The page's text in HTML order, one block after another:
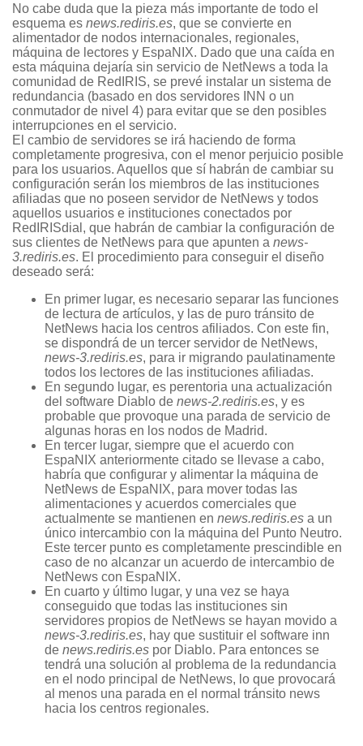
No cabe duda que la pieza más importante de todo el
esquema es news.rediris.es, que se convierte en
alimentador de nodos internacionales, regionales,
máquina de lectores y EspaNIX. Dado que una caída en
esta máquina dejaría sin servicio de NetNews a toda la
comunidad de RedIRIS, se prevé instalar un sistema de
redundancia (basado en dos servidores INN o un
conmutador de nivel 4) para evitar que se den posibles
interrupciones en el servicio.
El cambio de servidores se irá haciendo de forma
completamente progresiva, con el menor perjuicio posible
para los usuarios. Aquellos que sí habrán de cambiar su
configuración serán los miembros de las instituciones
afiliadas que no poseen servidor de NetNews y todos
aquellos usuarios e instituciones conectados por
RedIRISdial, que habrán de cambiar la configuración de
sus clientes de NetNews para que apunten a news-
3.rediris.es. El procedimiento para conseguir el diseño
deseado será:
En primer lugar, es necesario separar las funciones
de lectura de artículos, y las de puro tránsito de
NetNews hacia los centros afiliados. Con este fin,
se dispondrá de un tercer servidor de NetNews,
news-3.rediris.es, para ir migrando paulatinamente
todos los lectores de las instituciones afiliadas.
En segundo lugar, es perentoria una actualización
del software Diablo de news-2.rediris.es, y es
probable que provoque una parada de servicio de
algunas horas en los nodos de Madrid.
En tercer lugar, siempre que el acuerdo con
EspaNIX anteriormente citado se llevase a cabo,
habría que configurar y alimentar la máquina de
NetNews de EspaNIX, para mover todas las
alimentaciones y acuerdos comerciales que
actualmente se mantienen en news.rediris.es a un
único intercambio con la máquina del Punto Neutro.
Este tercer punto es completamente prescindible en
caso de no alcanzar un acuerdo de intercambio de
NetNews con EspaNIX.
En cuarto y último lugar, y una vez se haya
conseguido que todas las instituciones sin
servidores propios de NetNews se hayan movido a
news-3.rediris.es, hay que sustituir el software inn
de news.rediris.es por Diablo. Para entonces se
tendrá una solución al problema de la redundancia
en el nodo principal de NetNews, lo que provocará
al menos una parada en el normal tránsito news
hacia los centros regionales.